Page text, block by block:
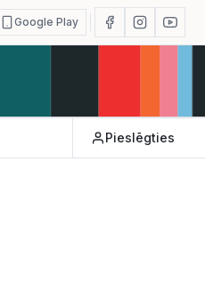
Google Play
Pieslēgties